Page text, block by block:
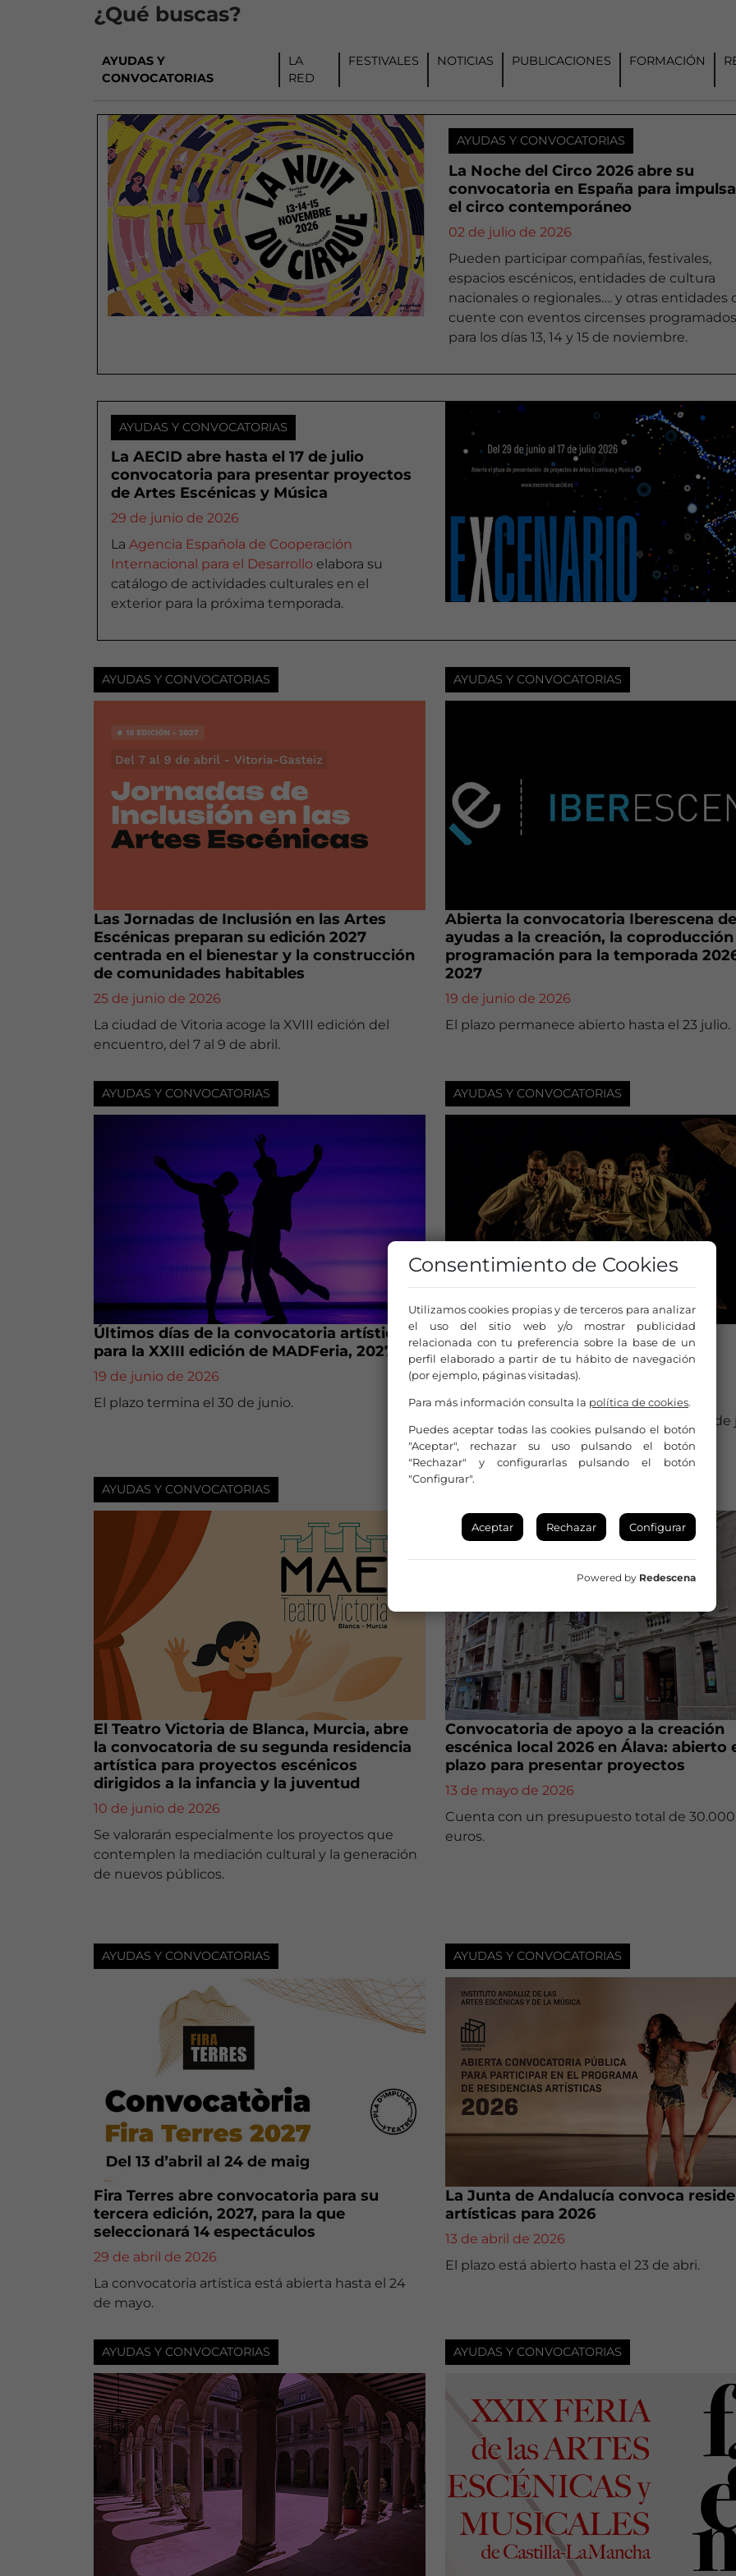
¿Qué buscas?
AYUDAS Y
CONVOCATORIAS
LA
RED
FESTIVALES NOTICIAS PUBLICACIONES FORMACIÓN
AYUDAS Y CONVOCATORIAS
La Noche del Circo 2026 abre su
convocatoria en España para
el circo contemporáneo
02 de julio de 2026
Pueden participar compañías, festivales,
espacios escénicos, entidades de cultura
nacionales o regionales…. y otras entidades
cuente con eventos circenses programados
para los días 13, 14 y 15 de noviembre.
AYUDAS Y CONVOCATORIAS
La AECID abre hasta el 17 de julio
convocatoria para presentar proyectos
de Artes Escénicas y Música
29 de junio de 2026
La Agencia Española de Cooperación
Internacional para el Desarrollo elabora su
catálogo de actividades culturales en el
exterior para la próxima temporada.
AYUDAS Y CONVOCATORIAS
Las Jornadas de Inclusión en las Artes
Escénicas preparan su edición 2027
centrada en el bienestar y la construcción
de comunidades habitables
25 de junio de 2026
La ciudad de Vitoria acoge la XVIII edición del
encuentro, del 7 al 9 de abril.
AYUDAS Y CONVOCATORIAS
Abierta la convocatoria Iberescena de
ayudas a la creación, la coproducción
programación para la temporada
2027
19 de junio de 2026
El plazo permanece abierto hasta el 23 julio.
AYUDAS Y CONVOCATORIAS
Últimos días de la convocatoria artística
para la XXIII edición de MADFeria, 2027
19 de junio de 2026
El plazo termina el 30 de junio.
AYUDAS Y CONVOCATORIAS
Torrejón de Ardoz convoca el XXIX
Certamen Nacional de Teatro para
Directoras de Escena
10 de junio de 2026
Convocatoria abierta hasta el próximo 16 de
de 2026.
AYUDAS Y CONVOCATORIAS
El Teatro Victoria de Blanca, Murcia, abre
la convocatoria de su segunda residencia
artística para proyectos escénicos
dirigidos a la infancia y la juventud
10 de junio de 2026
Se valorarán especialmente los proyectos que
contemplen la mediación cultural y la generación
de nuevos públicos.
Convocatoria de apoyo a la creación
escénica local 2026 en Álava: abierto
plazo para presentar proyectos
13 de mayo de 2026
Cuenta con un presupuesto total de 30.000
euros.
AYUDAS Y CONVOCATORIAS
Fira Terres abre convocatoria para su
tercera edición, 2027, para la que
seleccionará 14 espectáculos
29 de abril de 2026
La convocatoria artística está abierta hasta el 24
de mayo.
AYUDAS Y CONVOCATORIAS
La Junta de Andalucía convoca
artísticas para 2026
13 de abril de 2026
El plazo está abierto hasta el 23 de abri.
AYUDAS Y CONVOCATORIAS AYUDAS Y CONVOCATORIAS
Consentimiento de Cookies
Utilizamos cookies propias y de terceros para analizar
el uso del sitio web y/o mostrar publicidad
relacionada con tu preferencia sobre la base de un
perfil elaborado a partir de tu hábito de navegación
(por ejemplo, páginas visitadas).
Para más información consulta la política de cookies.
Puedes aceptar todas las cookies pulsando el botón
"Aceptar", rechazar su uso pulsando el botón
"Rechazar" y configurarlas pulsando el botón
"Configurar".
Aceptar Rechazar Configurar
Powered by Redescena